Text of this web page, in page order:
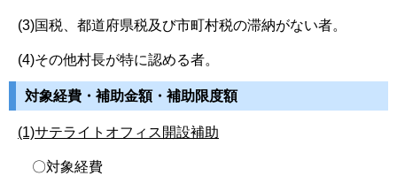
(3)国税、都道府県税及び市町村税の滞納がない者。
(4)その他村長が特に認める者。
対象経費・補助金額・補助限度額
(1)サテライトオフィス開設補助
〇対象経費